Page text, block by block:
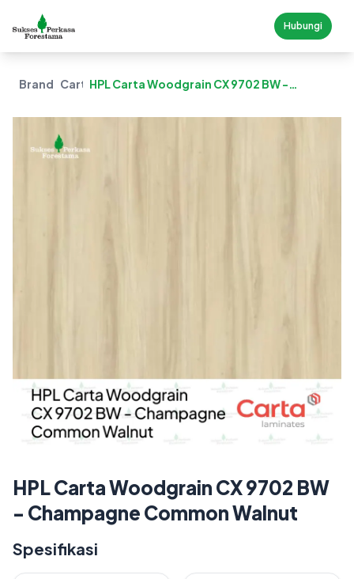
Hubungi
Brand CartaHPL Carta Woodgrain CX 9702 BW -
HPL Carta Woodgrain CX 9702 BW
- Champagne Common Walnut
Spesifikasi